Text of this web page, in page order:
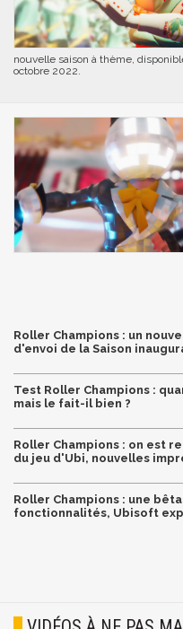
nouvelle saison à thème,
octobre 2022.
Roller Champions : un
d'envoi de la Saison
Test Roller Champions :
mais le fait-il bien ?
Roller Champions : on est
du jeu d'Ubi, nouvelles
Roller Champions : une
fonctionnalités, Ubisoft